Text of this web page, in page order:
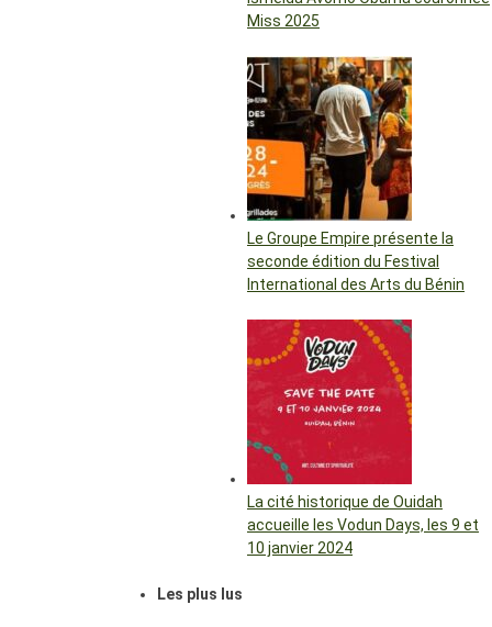
Miss 2025
Le Groupe Empire présente la
seconde édition du Festival
International des Arts du Bénin
La cité historique de Ouidah
accueille les Vodun Days, les 9 et
10 janvier 2024
Les plus lus